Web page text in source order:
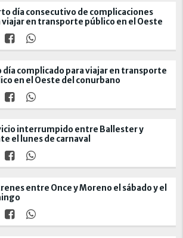
día consecutivo de complicaciones
viajar en transporte público en el Oeste
día complicado para viajar en transporte
en el Oeste del conurbano
interrumpido entre Ballester y
el lunes de carnaval
entre Once y Moreno el sábado y el